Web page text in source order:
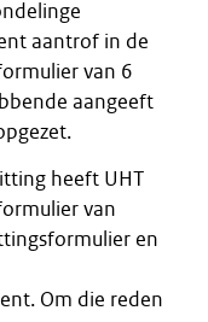
aantrof in de
van 6
aangeeft
heeft UHT
van
en
Om die reden